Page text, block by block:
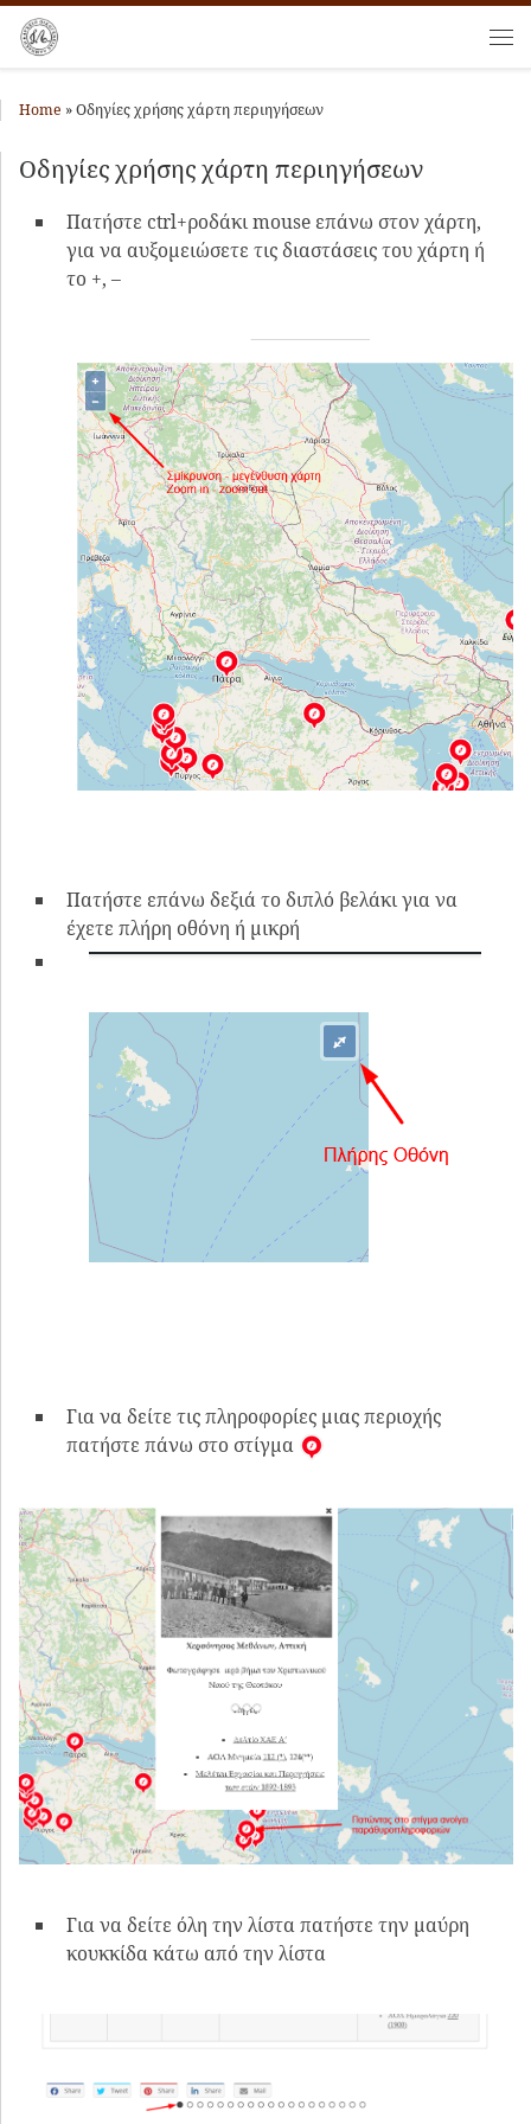
Skip to content
Home »Οδηγίες χρήσης χάρτη περιηγήσεων
Οδηγίες χρήσης χάρτη περιηγήσεων
Πατήστε ctrl+ροδάκι mouse επάνω στον χάρτη,
για να αυξομειώσετε τις διαστάσεις του χάρτη ή
το +, –
Πατήστε επάνω δεξιά το διπλό βελάκι για να
έχετε πλήρη οθόνη ή μικρή
Για να δείτε τις πληροφορίες μιας περιοχής
πατήστε πάνω στο στίγμα
Για να δείτε όλη την λίστα πατήστε την μαύρη
κουκκίδα κάτω από την λίστα